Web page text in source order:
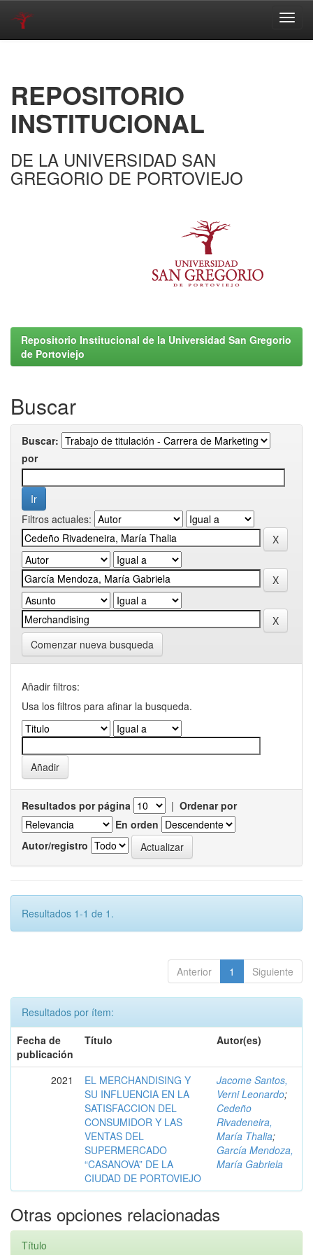
REPOSITORIO
INSTITUCIONAL
DE LA UNIVERSIDAD SAN
GREGORIO DE PORTOVIEJO
Repositorio Institucional de la Universidad San Gregorio
de Portoviejo
Buscar
Buscar:
por
Filtros actuales:
Comenzar nueva busqueda
Añadir filtros:
Usa los filtros para afinar la busqueda.
Resultados por página | Ordenar por
En orden
Autor/registro
Resultados 1-1 de 1.
Anterior 1 Siguiente
Resultados por ítem:
Fecha de
publicación
Título Autor(es)
2021
EL MERCHANDISING Y
SU INFLUENCIA EN LA
SATISFACCION DEL
CONSUMIDOR Y LAS
VENTAS DEL
SUPERMERCADO
“CASANOVA” DE LA
CIUDAD DE PORTOVIEJO
Jacome Santos,
Verni Leonardo;
Cedeño
Rivadeneira,
María Thalia;
García Mendoza,
María Gabriela
Otras opciones relacionadas
Título